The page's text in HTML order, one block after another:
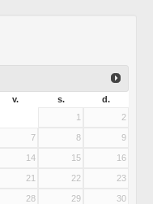
v. s.
d.
1
2
7 8 9
14 15 16
21 22 23
28 29 30